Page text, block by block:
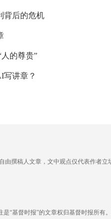
背后的危机
的尊贵”
写讲章？
由撰稿人文章，文中观点仅代表作者
是“基督时报”的文章权归基督时报所